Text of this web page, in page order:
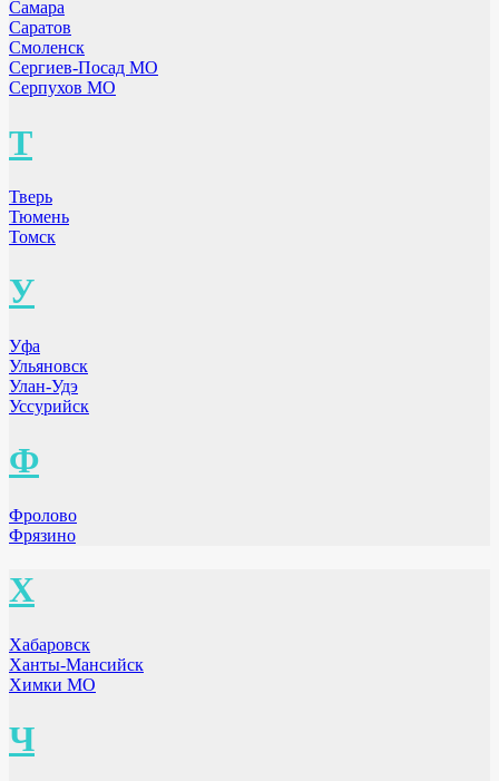
Самара
Саратов
Смоленск
Сергиев-Посад МО
Серпухов МО
Т
Тверь
Тюмень
Томск
У
Уфа
Ульяновск
Улан-Удэ
Уссурийск
Ф
Фролово
Фрязино
Х
Хабаровск
Ханты-Мансийск
Химки МО
Ч